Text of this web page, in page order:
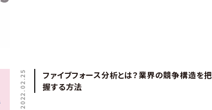
2022.02.25
ファイブフォース分析とは？業界の競争構造を把
握する方法